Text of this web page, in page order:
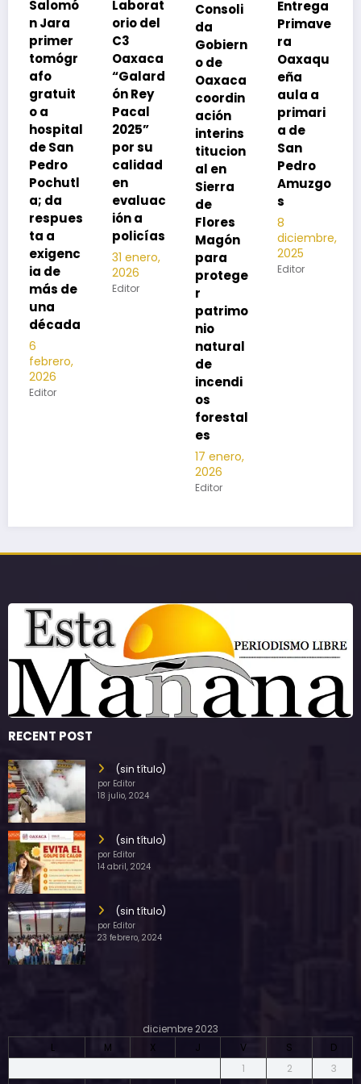
Laborat
orio del
C3
Oaxaca
“Galard
ón Rey
Pacal
2025”
por su
calidad
en
evaluac
ión a
policías
31 enero,
2026
Editor
Consoli
da
Gobiern
o de
Oaxaca
coordin
ación
interins
titucion
al en
Sierra
de
Flores
Magón
para
protege
r
Entrega
Primave
ra
Oaxaqu
eña
aula a
primari
a de
San
Pedro
Amuzgo
s
8
diciembre,
2025
Editor
Exhorta
SSO a
vacuna
rse de
neumoc
oco
para
preveni
r la
neumon
ía
13
noviembre,
2025
Editor
RECENT POST
(sin título)
por Editor
18 julio, 2024
(sin título)
por Editor
14 abril, 2024
(sin título)
por Editor
23 febrero, 2024
diciembre 2023
L
M X J V S
D
1
2
3